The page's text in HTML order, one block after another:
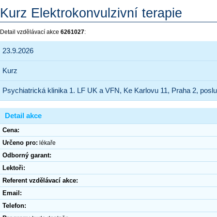
Kurz Elektrokonvulzivní terapie
Detail vzdělávací akce 6261027:
23.9.2026
Kurz
Psychiatrická klinika 1. LF UK a VFN, Ke Karlovu 11, Praha 2,
Detail akce
Cena:
Určeno pro: lékaře
Odborný garant:
Lektoři:
Referent vzdělávací akce:
Email:
Telefon: